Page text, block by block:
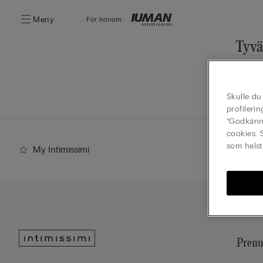
Meny För honom:
My Intimissimi
Skulle
cookies.
som